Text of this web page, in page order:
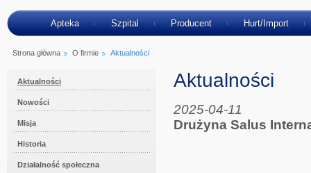
Apteka Szpital Producent Hurt/Import
Strona główna O firmie Aktualności
Aktualności
Nowości
Misja
Historia
Działalność społeczna
Aktualności
2025-04-11
Drużyna Salus